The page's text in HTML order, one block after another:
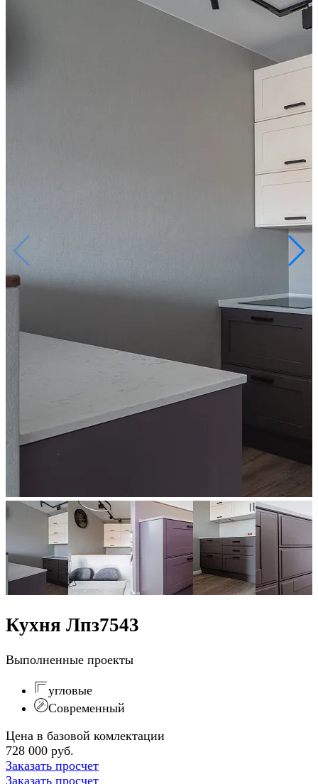
Кухня Лпз7543
Выполненные проекты
угловые
Современный
Цена в базовой комлектации
728 000 руб.
Заказать просчет
Заказать просчет